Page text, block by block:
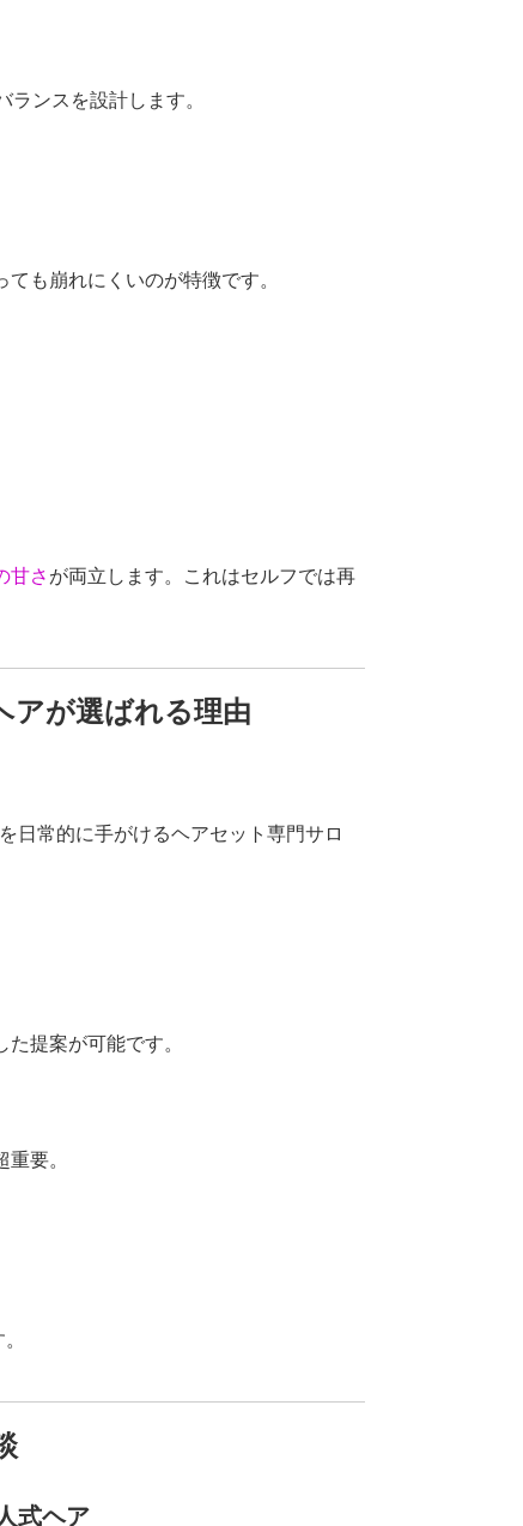
ランスを設計します。
も崩れにくいのが特徴です。
甘さ が両立します。これはセルフでは再
アが選ばれる理由
日常的に手がけるヘアセット専門サロ
た提案が可能です。
要。
式ヘア